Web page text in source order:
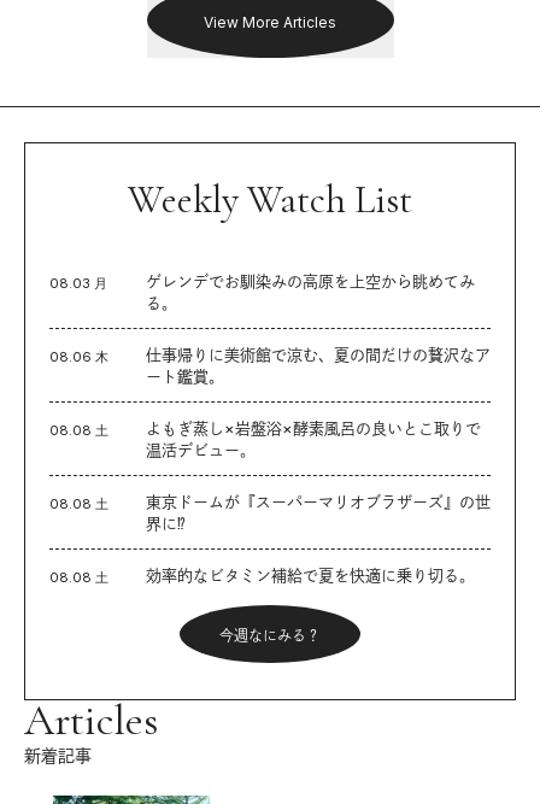
View More Articles
Weekly Watch List
08.03 月
ゲレンデでお馴染みの高原を上空から眺めてみ
る。
08.06 木
仕事帰りに美術館で涼む、夏の間だけの贅沢なア
ート鑑賞。
08.08 土
よもぎ蒸し×岩盤浴×酵素風呂の良いとこ取りで
温活デビュー。
08.08 土
東京ドームが『スーパーマリオブラザーズ』の世
界に⁉︎
08.08 土 効率的なビタミン補給で夏を快適に乗り切る。
今週なにみる？
Articles
新着記事